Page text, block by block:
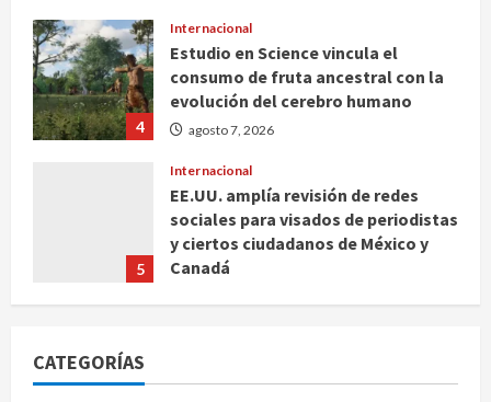
4
Internacional
Estudio en Science vincula el
consumo de fruta ancestral con la
evolución del cerebro humano
agosto 7, 2026
5
Internacional
EE.UU. amplía revisión de redes
sociales para visados de periodistas
y ciertos ciudadanos de México y
Canadá
CATEGORÍAS